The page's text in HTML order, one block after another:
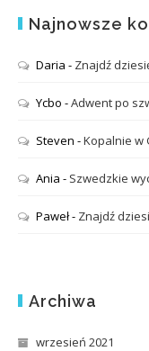
Najnowsze
Daria - Znajdź
Ycbo -Adwent po
Steven -Kopalnie w
Ania - Szwedzkie
Paweł- Znajdź
Archiwa
wrzesień 2021